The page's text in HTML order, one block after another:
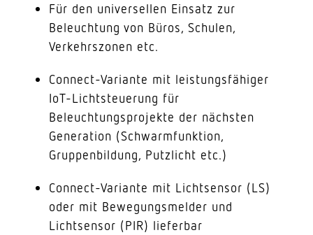
Für den universellen Einsatz zur
Beleuchtung von Büros, Schulen,
Verkehrszonen etc.
Connect-Variante mit leistungsfähiger
IoT-Lichtsteuerung für
Beleuchtungsprojekte der nächsten
Generation (Schwarmfunktion,
Gruppenbildung, Putzlicht etc.)
Connect-Variante mit Lichtsensor (LS)
oder mit Bewegungsmelder und
Lichtsensor (PIR) lieferbar